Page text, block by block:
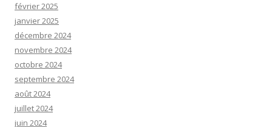
février 2025
janvier 2025
décembre 2024
novembre 2024
octobre 2024
septembre 2024
août 2024
juillet 2024
juin 2024